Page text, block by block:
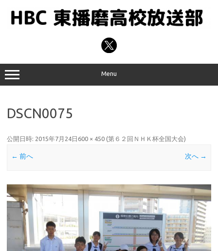
プ
Menu
DSCN0075
公開日時: 2015年7月24日 600 × 450 (第６２回ＮＨＫ杯全国大会)
← 前へ 次へ →